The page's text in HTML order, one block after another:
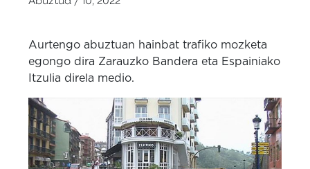
Aurtengo abuztuan hainbat trafiko mozketa
egongo dira Zarauzko Bandera eta Espainiako
Itzulia direla medio.